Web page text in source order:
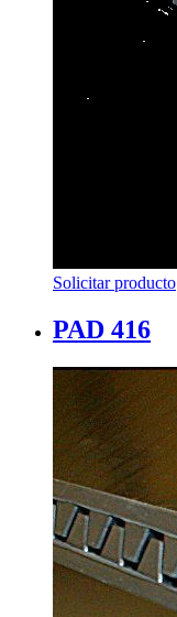
Solicitar producto
PAD 416